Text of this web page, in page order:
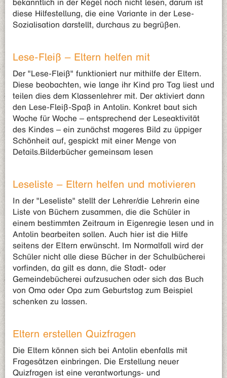
bekanntlich in der Regel noch nicht lesen, darum ist
diese Hilfestellung, die eine Variante in der Lese-
Sozialisation darstellt, durchaus zu begrüßen.
Lese-Fleiß – Eltern helfen mit
Der "Lese-Fleiß" funktioniert nur mithilfe der Eltern.
Diese beobachten, wie lange ihr Kind pro Tag liest und
teilen dies dem Klassenlehrer mit. Der aktiviert dann
den Lese-Fleiß-Spaß in Antolin. Konkret baut sich
Woche für Woche – entsprechend der Leseaktivität
des Kindes – ein zunächst mageres Bild zu üppiger
Schönheit auf, gespickt mit einer Menge von
Details.Bilderbücher gemeinsam lesen
Leseliste – Eltern helfen und motivieren
In der "Leseliste" stellt der Lehrer/die Lehrerin eine
Liste von Büchern zusammen, die die Schüler in
einem bestimmten Zeitraum in Eigenregie lesen und in
Antolin bearbeiten sollen. Auch hier ist die Hilfe
seitens der Eltern erwünscht. Im Normalfall wird der
Schüler nicht alle diese Bücher in der Schulbücherei
vorfinden, da gilt es dann, die Stadt- oder
Gemeindebücherei aufzusuchen oder sich das Buch
von Oma oder Opa zum Geburtstag zum Beispiel
schenken zu lassen.
Eltern erstellen Quizfragen
Die Eltern können sich bei Antolin ebenfalls mit
Fragesätzen einbringen. Die Erstellung neuer
Quizfragen ist eine verantwortungs- und